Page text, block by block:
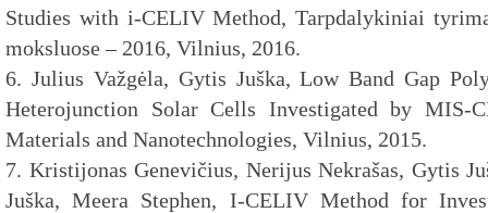
Studies with i-CELIV Method, Tarpdalykiniai
moksluose – 2016, Vilnius, 2016.
6. Julius Važgėla, Gytis Juška, Low Band Gap
Heterojunction Solar Cells Investigated by MIS-
Materials and Nanotechnologies, Vilnius, 2015.
7. Kristijonas Genevičius, Nerijus Nekrašas, Gytis
Juška, Meera Stephen, I-CELIV Method for